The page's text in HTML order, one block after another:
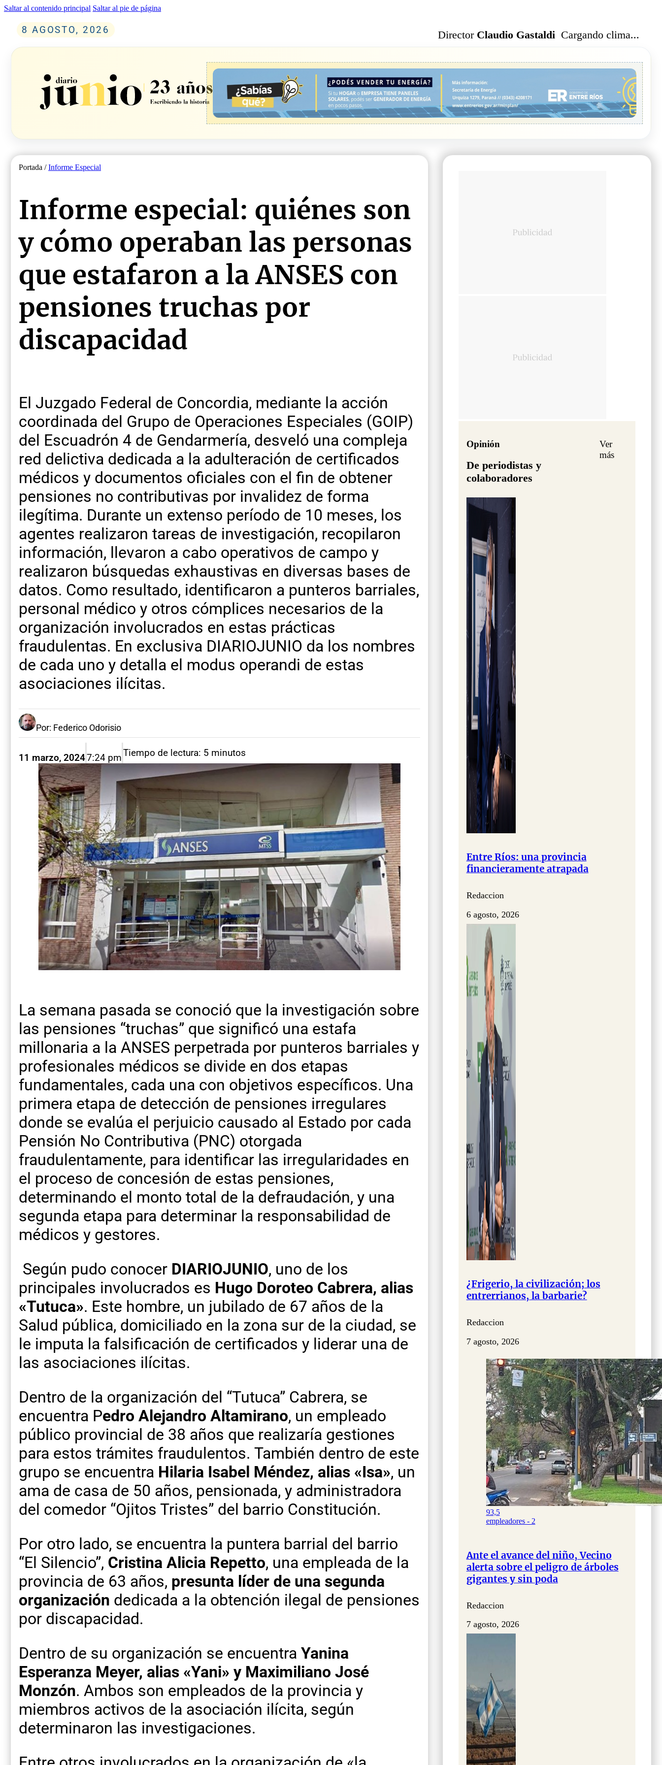
Saltar al contenido principal Saltar al pie de página
8 AGOSTO, 2026 Director Claudio Gastaldi Cargando clima...
Portada /Informe Especial
Informe especial: quiénes son
y cómo operaban las personas
que estafaron a la ANSES con
pensiones truchas por
discapacidad
El Juzgado Federal de Concordia, mediante la acción
coordinada del Grupo de Operaciones Especiales (GOIP)
del Escuadrón 4 de Gendarmería, desveló una compleja
red delictiva dedicada a la adulteración de certificados
médicos y documentos oficiales con el fin de obtener
pensiones no contributivas por invalidez de forma
ilegítima. Durante un extenso período de 10 meses, los
agentes realizaron tareas de investigación, recopilaron
información, llevaron a cabo operativos de campo y
realizaron búsquedas exhaustivas en diversas bases de
datos. Como resultado, identificaron a punteros barriales,
personal médico y otros cómplices necesarios de la
organización involucrados en estas prácticas
fraudulentas. En exclusiva DIARIOJUNIO da los nombres
de cada uno y detalla el modus operandi de estas
asociaciones ilícitas.
Por: Federico Odorisio
11 marzo, 20247:24 pmTiempo de lectura: 5 minutos
La semana pasada se conoció que la investigación sobre
las pensiones “truchas” que significó una estafa
millonaria a la ANSES perpetrada por punteros barriales y
profesionales médicos se divide en dos etapas
fundamentales, cada una con objetivos específicos. Una
primera etapa de detección de pensiones irregulares
donde se evalúa el perjuicio causado al Estado por cada
Pensión No Contributiva (PNC) otorgada
fraudulentamente, para identificar las irregularidades en
el proceso de concesión de estas pensiones,
determinando el monto total de la defraudación, y una
segunda etapa para determinar la responsabilidad de
médicos y gestores.
Según pudo conocer DIARIOJUNIO, uno de los
principales involucrados es Hugo Doroteo Cabrera, alias
«Tutuca». Este hombre, un jubilado de 67 años de la
Salud pública, domiciliado en la zona sur de la ciudad, se
le imputa la falsificación de certificados y liderar una de
las asociaciones ilícitas.
Dentro de la organización del “Tutuca” Cabrera, se
encuentra Pedro Alejandro Altamirano, un empleado
público provincial de 38 años que realizaría gestiones
para estos trámites fraudulentos. También dentro de este
grupo se encuentra Hilaria Isabel Méndez, alias «Isa», un
ama de casa de 50 años, pensionada, y administradora
del comedor “Ojitos Tristes” del barrio Constitución.
Por otro lado, se encuentra la puntera barrial del barrio
“El Silencio”, Cristina Alicia Repetto, una empleada de la
provincia de 63 años, presunta líder de una segunda
organización dedicada a la obtención ilegal de pensiones
por discapacidad.
Dentro de su organización se encuentra Yanina
Esperanza Meyer, alias «Yani» y Maximiliano José
Monzón. Ambos son empleados de la provincia y
miembros activos de la asociación ilícita, según
determinaron las investigaciones.
Opinión
De periodistas y
colaboradores
Ver
más
Entre Ríos: una provincia
financieramente atrapada
Redaccion
6 agosto, 2026
¿Frigerio, la civilización; los
entrerrianos, la barbarie?
Redaccion
7 agosto, 2026
93,5
empleadores - 2
Ante el avance del niño, Vecino
alerta sobre el peligro de árboles
gigantes y sin poda
Redaccion
7 agosto, 2026